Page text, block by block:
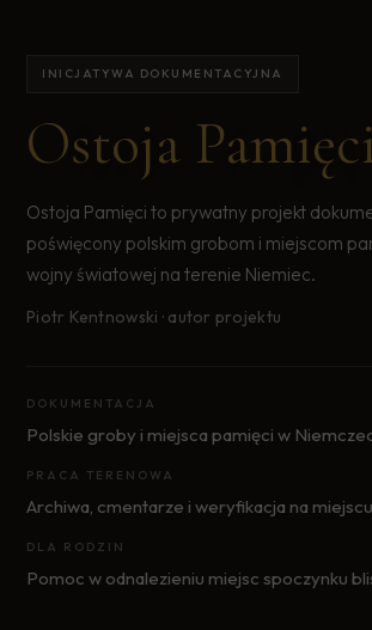
INICJATYWA DOKUMENTACYJNA
Ostoja
Ostoja Pamięci to prywatny projekt
poświęcony polskim grobom i miejscom
wojny światowej na terenie Niemiec.
Piotr Kentnowski · autor projektu
DOKUMENTACJA
Polskie groby i miejsca pamięci w
PRACA TERENOWA
Archiwa, cmentarze i weryfikacja na miejscu
DLA RODZIN
Pomoc w odnalezieniu miejsc spoczynku